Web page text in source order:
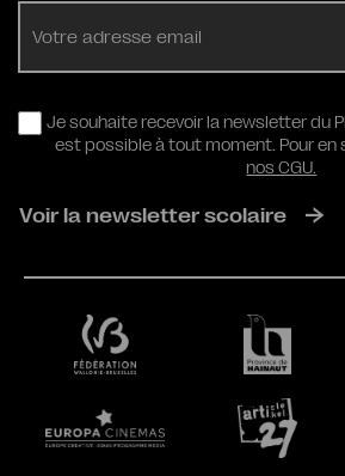
RGPD
Je souhaite recevoir la newsletter du
est possible à tout moment. Pour en
nos CGU.
Voir la newsletter scolaire